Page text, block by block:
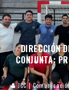
DIRECCIÓN
CONJUNTA:
JCC |